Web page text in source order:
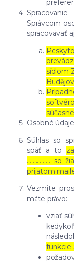
Správcom
spracovávať
sídlom
Osobné údaje
Súhlas so
späť a to
……………. so
prijatom
Vezmite
máte právo:
vziať
funkcie